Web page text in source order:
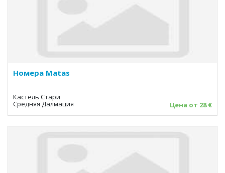
Номера Matas
Кастель Стари
Средняя Далмация Цена от 28 €